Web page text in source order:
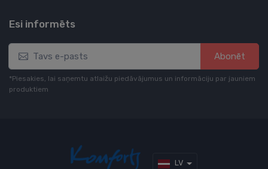
Esi informēts
Abonēt
*Piesakies, lai saņemtu atlaižu piedāvājumus un informāciju par jauniem
produktiem
LV